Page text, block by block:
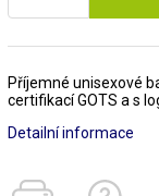
Příjemné unisexové
certifikací GOTS a s
Detailní informace